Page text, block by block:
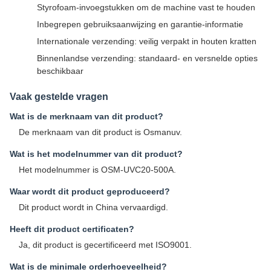
Styrofoam-invoegstukken om de machine vast te houden
Inbegrepen gebruiksaanwijzing en garantie-informatie
Internationale verzending: veilig verpakt in houten kratten
Binnenlandse verzending: standaard- en versnelde opties
beschikbaar
Vaak gestelde vragen
Wat is de merknaam van dit product?
De merknaam van dit product is Osmanuv.
Wat is het modelnummer van dit product?
Het modelnummer is OSM-UVC20-500A.
Waar wordt dit product geproduceerd?
Dit product wordt in China vervaardigd.
Heeft dit product certificaten?
Ja, dit product is gecertificeerd met ISO9001.
Wat is de minimale orderhoeveelheid?